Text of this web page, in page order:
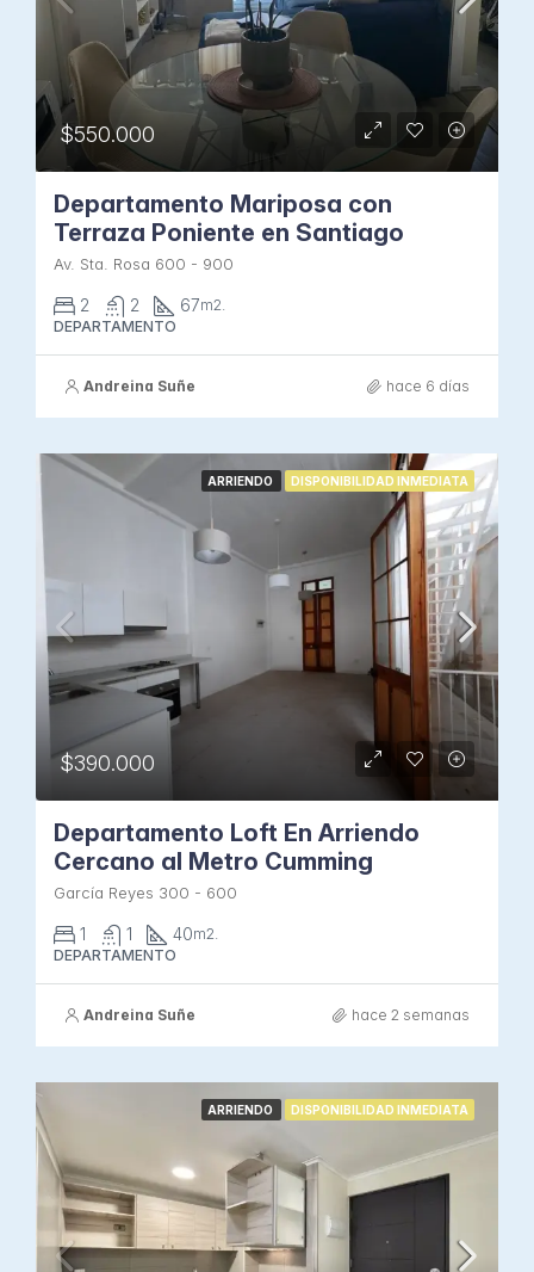
$550.000
Departamento Mariposa con
Terraza Poniente en Santiago
Av. Sta. Rosa 600 - 900
2 2 67m2.
DEPARTAMENTO
Andreina Suñe hace 6 días
ARRIENDO DISPONIBILIDAD INMEDIATA
$390.000
Departamento Loft En Arriendo
Cercano al Metro Cumming
García Reyes 300 - 600
1 1 40m2.
DEPARTAMENTO
Andreina Suñe hace 2 semanas
ARRIENDO DISPONIBILIDAD INMEDIATA